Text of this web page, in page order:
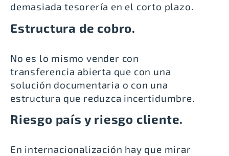
demasiada tesorería en el corto plazo.
Estructura de cobro.
No es lo mismo vender con
transferencia abierta que con una
solución documentaria o con una
estructura que reduzca incertidumbre.
Riesgo país y riesgo cliente.
En internacionalización hay que mirar